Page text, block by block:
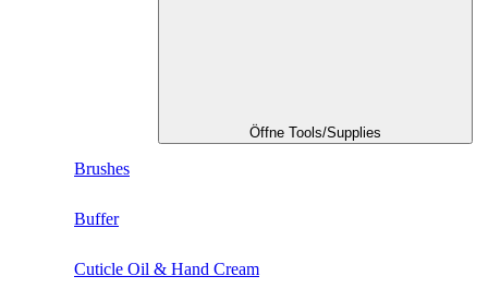
Öffne Tools/Supplies
Brushes
Buffer
Cuticle Oil & Hand Cream